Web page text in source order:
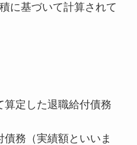
に基づいて計算されて
算定した退職給付債務
務（実績額といいま